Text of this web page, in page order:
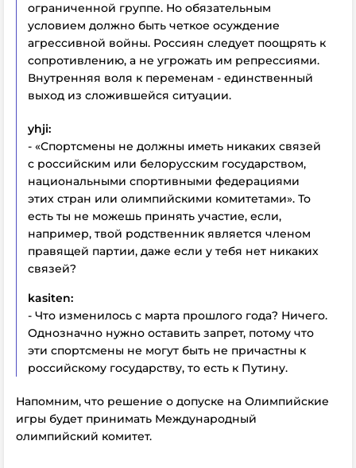
ограниченной группе. Но обязательным
условием должно быть четкое осуждение
агрессивной войны. Россиян следует поощрять к
сопротивлению, а не угрожать им репрессиями.
Внутренняя воля к переменам - единственный
выход из сложившейся ситуации.
yhji:
- «Спортсмены не должны иметь никаких связей
с российским или белорусским государством,
национальными спортивными федерациями
этих стран или олимпийскими комитетами». То
есть ты не можешь принять участие, если,
например, твой родственник является членом
правящей партии, даже если у тебя нет никаких
связей?
kasiten:
- Что изменилось с марта прошлого года? Ничего.
Однозначно нужно оставить запрет, потому что
эти спортсмены не могут быть не причастны к
российскому государству, то есть к Путину.
Напомним, что решение о допуске на Олимпийские
игры будет принимать Международный
олимпийский комитет.